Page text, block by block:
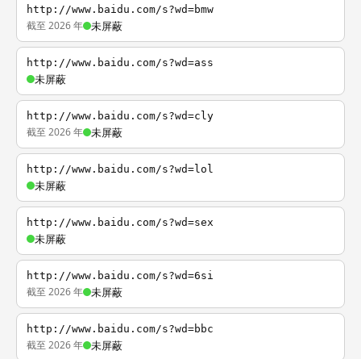
http://www.baidu.com/s?wd=bmw
截至 2026 年 未屏蔽
http://www.baidu.com/s?wd=ass
未屏蔽
http://www.baidu.com/s?wd=cly
截至 2026 年 未屏蔽
http://www.baidu.com/s?wd=lol
未屏蔽
http://www.baidu.com/s?wd=sex
未屏蔽
http://www.baidu.com/s?wd=6si
截至 2026 年 未屏蔽
http://www.baidu.com/s?wd=bbc
截至 2026 年 未屏蔽